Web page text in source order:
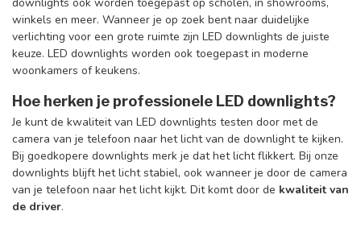
downlights ook worden toegepast op scholen, in showrooms,
winkels en meer. Wanneer je op zoek bent naar duidelijke
verlichting voor een grote ruimte zijn LED downlights de juiste
keuze. LED downlights worden ook toegepast in moderne
woonkamers of keukens.
Hoe herken je professionele LED downlights?
Je kunt de kwaliteit van LED downlights testen door met de
camera van je telefoon naar het licht van de downlight te kijken.
Bij goedkopere downlights merk je dat het licht flikkert. Bij onze
downlights blijft het licht stabiel, ook wanneer je door de camera
van je telefoon naar het licht kijkt. Dit komt door de kwaliteit van
de driver.